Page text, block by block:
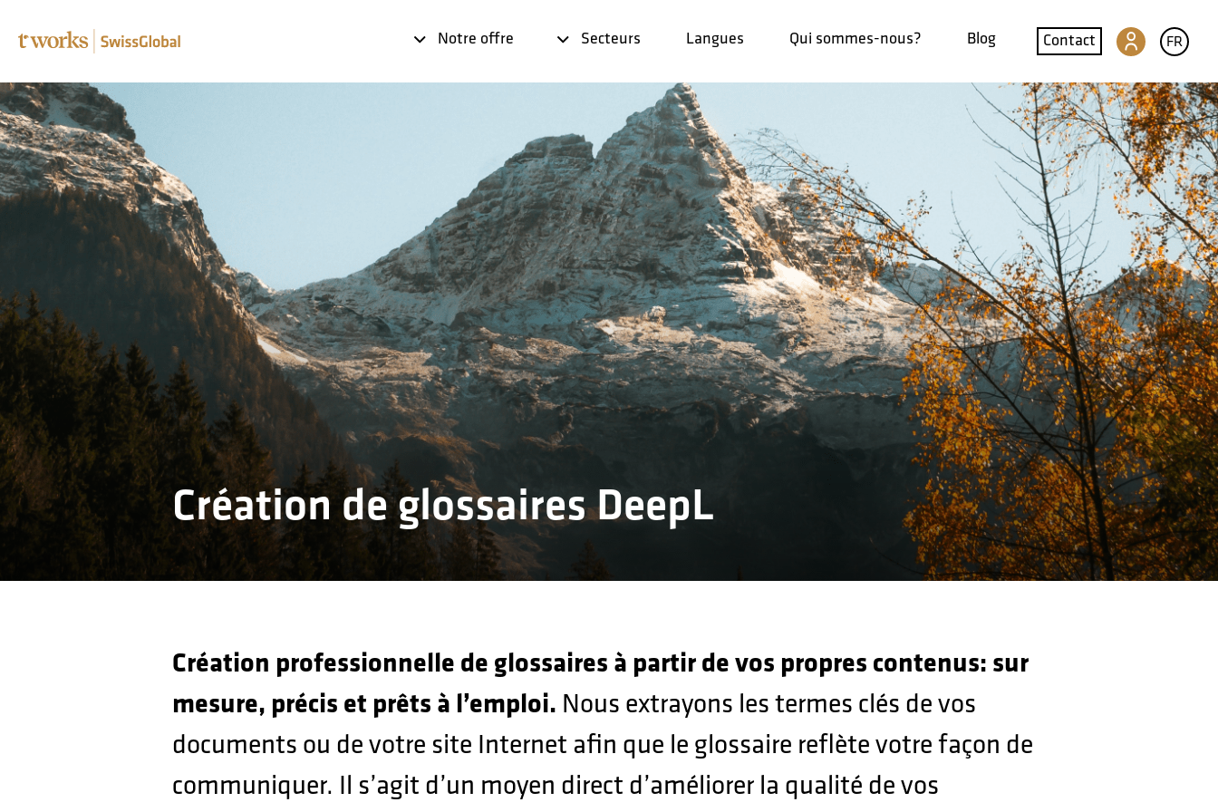
Notre offre
Relecture et correction
Transcréation
Post-édition
Traductions de conformité
Traduction B2B
Assurance qualité des
traductions
Transcription
Mémoire de traduction
Gestion terminologique
Rédaction
Publication assistée par
ordinateur
Traduction automatique
Traduction de sites Internet
Création de glossaires DeepL
Qualité et sécurité
Secteurs Langues Qui sommes-nous? Blog Contact FR
Création de glossaires DeepL
Création professionnelle de glossaires à partir de vos propres contenus: sur
mesure, précis et prêts à l’emploi. Nous extrayons les termes clés de vos
documents ou de votre site Internet afin que le glossaire reflète votre façon de
communiquer. Il s’agit d’un moyen direct d’améliorer la qualité de vos